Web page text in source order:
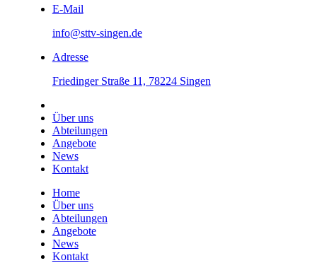
E-Mail
info@sttv-singen.de
Adresse
Friedinger Straße 11, 78224 Singen
Über uns
Abteilungen
Angebote
News
Kontakt
Home
Über uns
Abteilungen
Angebote
News
Kontakt